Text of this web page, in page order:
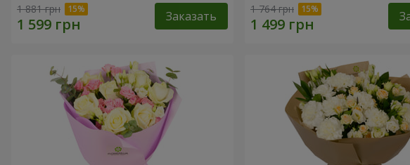
1 881 грн Заказать 1 764 грн